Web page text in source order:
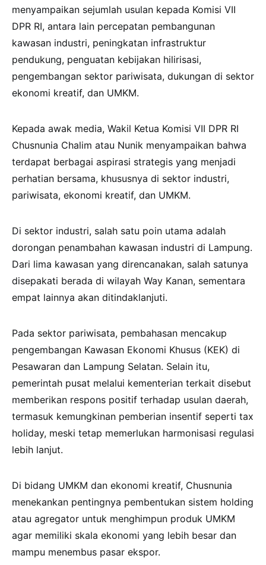
menyampaikan sejumlah usulan kepada Komisi VII
DPR RI, antara lain percepatan pembangunan
kawasan industri, peningkatan infrastruktur
pendukung, penguatan kebijakan hilirisasi,
pengembangan sektor pariwisata, dukungan di sektor
ekonomi kreatif, dan UMKM.
Kepada awak media, Wakil Ketua Komisi VII DPR RI
Chusnunia Chalim atau Nunik menyampaikan bahwa
terdapat berbagai aspirasi strategis yang menjadi
perhatian bersama, khususnya di sektor industri,
pariwisata, ekonomi kreatif, dan UMKM.
Di sektor industri, salah satu poin utama adalah
dorongan penambahan kawasan industri di Lampung.
Dari lima kawasan yang direncanakan, salah satunya
disepakati berada di wilayah Way Kanan, sementara
empat lainnya akan ditindaklanjuti.
Pada sektor pariwisata, pembahasan mencakup
pengembangan Kawasan Ekonomi Khusus (KEK) di
Pesawaran dan Lampung Selatan. Selain itu,
pemerintah pusat melalui kementerian terkait disebut
memberikan respons positif terhadap usulan daerah,
termasuk kemungkinan pemberian insentif seperti tax
holiday, meski tetap memerlukan harmonisasi regulasi
lebih lanjut.
Di bidang UMKM dan ekonomi kreatif, Chusnunia
menekankan pentingnya pembentukan sistem holding
atau agregator untuk menghimpun produk UMKM
agar memiliki skala ekonomi yang lebih besar dan
mampu menembus pasar ekspor.